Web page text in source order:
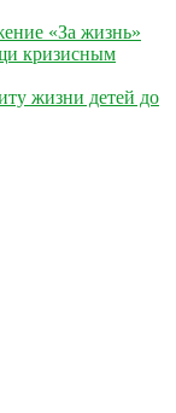
«За жизнь»
кризисным
жизни детей до